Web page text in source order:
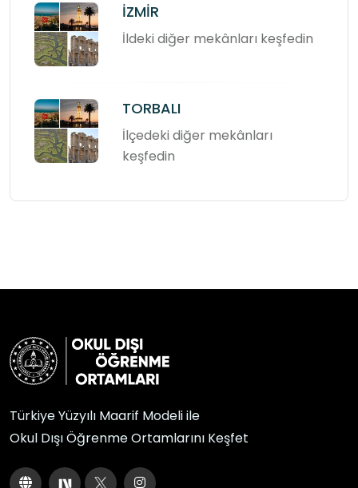
İZMİR
İldeki diğer mekânları keşfedin
TORBALI
İlçedeki diğer mekânları
keşfedin
Türkiye Yüzyılı Maarif Modeli ile
Okul Dışı Öğrenme Ortamlarını Keşfet